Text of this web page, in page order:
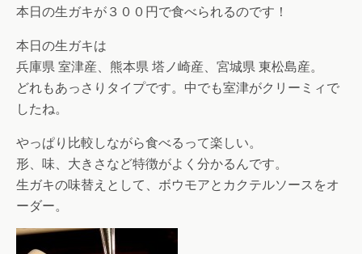
本日の生ガキが３００円で食べられるのです！
本日の生ガキは
兵庫県 室津産、熊本県 塔ノ崎産、宮城県 東松島産。
どれもあっさりタイプです。中でも室津がクリーミィで
したね。
やっぱり比較しながら食べるって楽しい。
形、味、大きさなど特徴がよく分かるんです。
生ガキの味替えとして、ボウモアとカクテルソースをオ
ーダー。